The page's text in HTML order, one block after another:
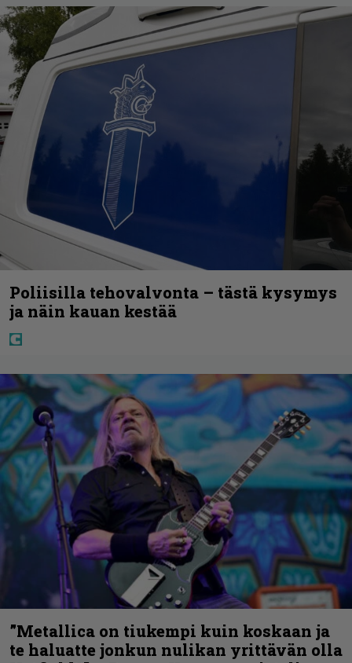
Poliisilla tehovalvonta – tästä kysymys
ja näin kauan kestää
”Metallica on tiukempi kuin koskaan ja
te haluatte jonkun nulikan yrittävän olla